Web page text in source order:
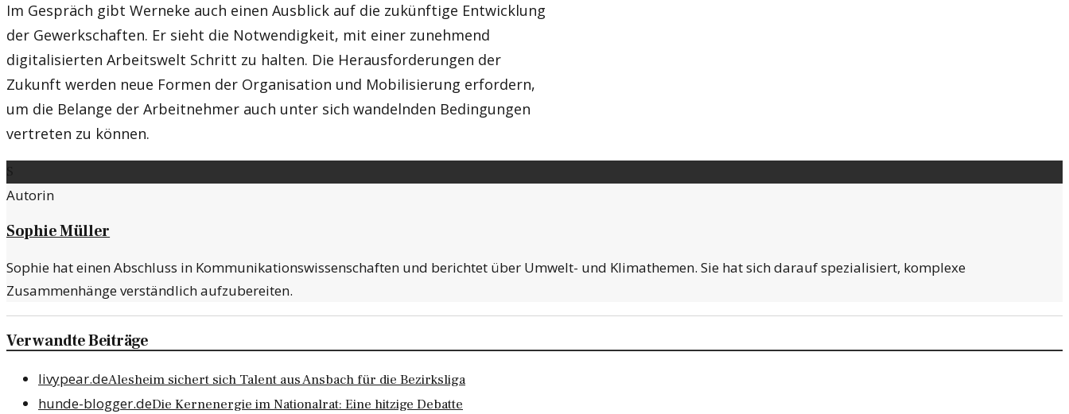
Im Gespräch gibt Werneke auch einen Ausblick auf die zukünftige Entwicklung
der Gewerkschaften. Er sieht die Notwendigkeit, mit einer zunehmend
digitalisierten Arbeitswelt Schritt zu halten. Die Herausforderungen der
Zukunft werden neue Formen der Organisation und Mobilisierung erfordern,
um die Belange der Arbeitnehmer auch unter sich wandelnden Bedingungen
vertreten zu können.
Autorin
Sophie Müller
Sophie hat einen Abschluss in Kommunikationswissenschaften und berichtet über Umwelt- und Klimathemen. Sie hat sich darauf spezialisiert, komplexe
Zusammenhänge verständlich aufzubereiten.
Verwandte Beiträge
livypear.deAlesheim sichert sich Talent aus Ansbach für die Bezirksliga
hunde-blogger.deDie Kernenergie im Nationalrat: Eine hitzige Debatte